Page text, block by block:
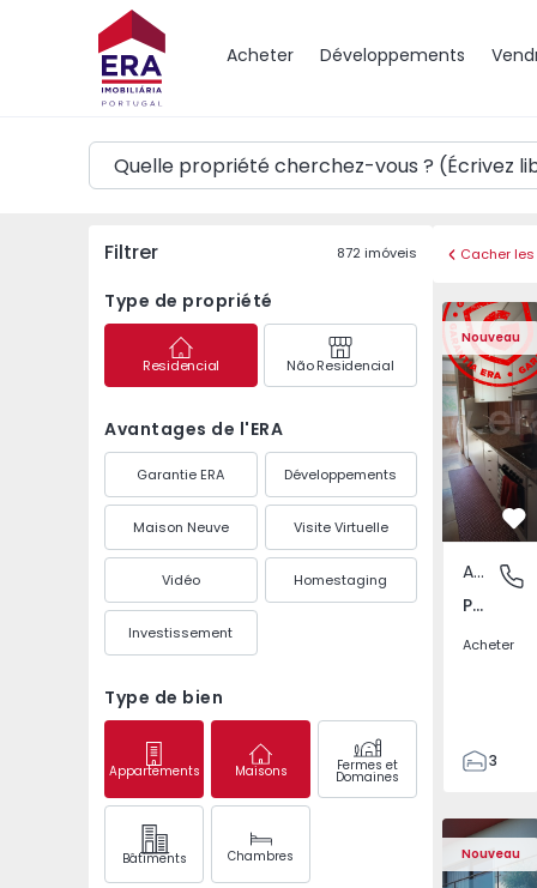
Acheter Développements
Carte
Filtrer 872imóveis
Type de propriété
Residencial Não Residencial
Avantages de l'ERA
Garantie ERA Développements
Maison Neuve Visite Virtuelle
Vidéo Homestaging
Investissement
Type de bien
Appartements Maisons Fermes et
Domaines
Bâtiments Chambres
Cacher
Nouveau
Appartement T3
Appartement
Pedrouços, Porto
Acheter
3
105
122
1
Nouveau